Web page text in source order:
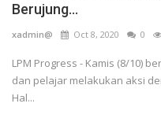
Berujung...
xadmin@ Oct 8, 2020 0
LPM Progress - Kamis (8/10)
dan pelajar melakukan aksi
Hal...